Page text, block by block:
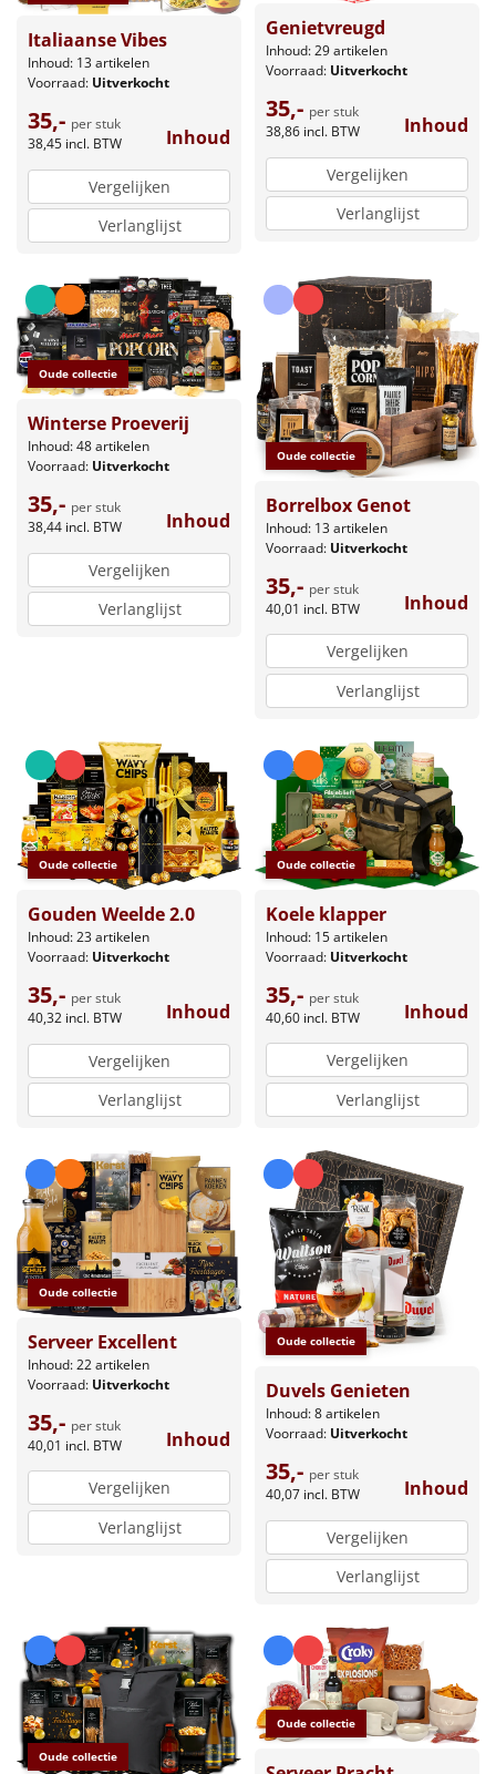
Italiaanse Vibes
Inhoud: 13 artikelen
Voorraad: Uitverkocht
35,- per stuk
38,45 incl. BTW Inhoud
Vergelijken
Verlanglijst
Genietvreugd
Inhoud: 29 artikelen
Voorraad: Uitverkocht
35,- per stuk
38,86 incl. BTW Inhoud
Vergelijken
Verlanglijst
Oude collectie
Winterse Proeverij
Inhoud: 48 artikelen
Voorraad: Uitverkocht
35,- per stuk
38,44 incl. BTW Inhoud
Vergelijken
Verlanglijst
Oude collectie
Borrelbox Genot
Inhoud: 13 artikelen
Voorraad: Uitverkocht
35,- per stuk
40,01 incl. BTW Inhoud
Vergelijken
Verlanglijst
Oude collectie
Gouden Weelde 2.0
Inhoud: 23 artikelen
Voorraad: Uitverkocht
35,- per stuk
40,32 incl. BTW Inhoud
Vergelijken
Verlanglijst
Oude collectie
Koele klapper
Inhoud: 15 artikelen
Voorraad: Uitverkocht
35,- per stuk
40,60 incl. BTW Inhoud
Vergelijken
Verlanglijst
Oude collectie
Serveer Excellent
Inhoud: 22 artikelen
Voorraad: Uitverkocht
35,- per stuk
40,01 incl. BTW Inhoud
Vergelijken
Verlanglijst
Oude collectie
Duvels Genieten
Inhoud: 8 artikelen
Voorraad: Uitverkocht
35,- per stuk
40,07 incl. BTW Inhoud
Vergelijken
Verlanglijst
Oude collectie
Oude collectie